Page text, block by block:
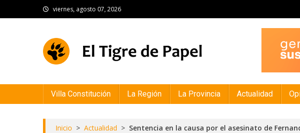
to
viernes, agosto 07, 2026
Villa Constitución La Región La Provincia Actualidad
Inicio > Actualidad > Sentencia en la causa por el asesinato de